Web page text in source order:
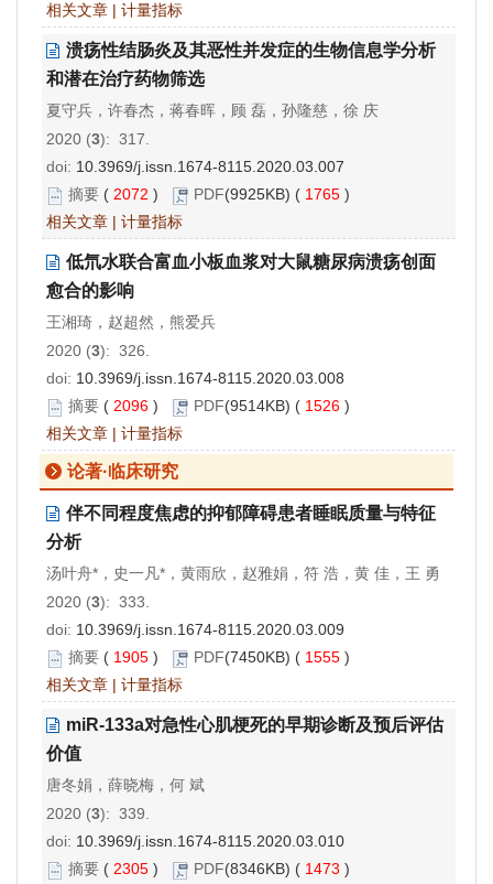
相关文章 | 计量指标
溃疡性结肠炎及其恶性并发症的生物信息学分析
和潜在治疗药物筛选
夏守兵，许春杰，蒋春晖，顾 磊，孙隆慈，徐 庆
2020 (3): 317.
doi: 10.3969/j.issn.1674-8115.2020.03.007
摘要 ( 2072 ) PDF(9925KB) ( 1765 )
相关文章 | 计量指标
低氘水联合富血小板血浆对大鼠糖尿病溃疡创面
愈合的影响
王湘琦，赵超然，熊爱兵
2020 (3): 326.
doi: 10.3969/j.issn.1674-8115.2020.03.008
摘要 ( 2096 ) PDF(9514KB) ( 1526 )
相关文章 | 计量指标
论著·临床研究
伴不同程度焦虑的抑郁障碍患者睡眠质量与特征
分析
汤叶舟*，史一凡*，黄雨欣，赵雅娟，符 浩，黄 佳，王 勇
2020 (3): 333.
doi: 10.3969/j.issn.1674-8115.2020.03.009
摘要 ( 1905 ) PDF(7450KB) ( 1555 )
相关文章 | 计量指标
miR-133a对急性心肌梗死的早期诊断及预后评估
价值
唐冬娟，薛晓梅，何 斌
2020 (3): 339.
doi: 10.3969/j.issn.1674-8115.2020.03.010
摘要 ( 2305 ) PDF(8346KB) ( 1473 )